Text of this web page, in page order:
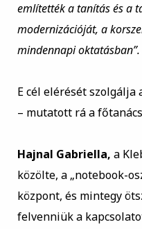
említették a tanítás és a
modernizációját, a
mindennapi oktatásban”.
E cél elérését szolgálja
– mutatott rá a
Hajnal Gabriella, a
közölte, a „notebook-
központ, és mintegy
felvenniük a